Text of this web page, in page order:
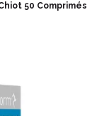
50 Comprimés